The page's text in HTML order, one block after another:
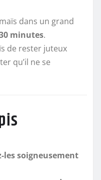
dans un grand
minutes.
de rester juteux
qu’il ne se
les soigneusement